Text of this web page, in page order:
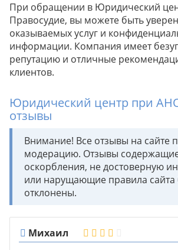
При обращении в Юридический
Правосудие, вы можете быть
оказываемых услуг и
информации. Компания имеет
репутацию и отличные
клиентов.
Юридический центр при
отзывы
Внимание! Все отзывы на сайте
модерацию. Отзывы
оскорбления, не достоверную
или нарущающие правила сайта
отклонены.
Михаил